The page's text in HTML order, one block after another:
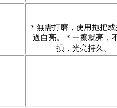
＊無需打磨，使用拖把
過自亮。＊一擦就亮，
損，光亮持久。